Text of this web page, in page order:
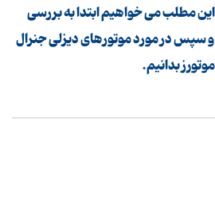
این مطلب می خواهیم ابتدا به بررسی
و سپس در مورد موتورهای دیزلی جنرال
موتورز بدانیم.